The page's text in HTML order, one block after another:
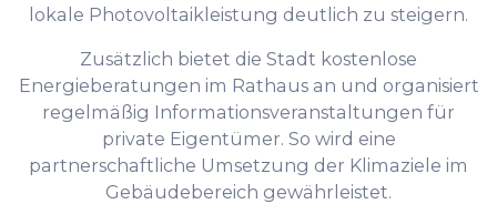
lokale Photovoltaikleistung deutlich zu steigern.
Zusätzlich bietet die Stadt kostenlose
Energieberatungen im Rathaus an und organisiert
regelmäßig Informationsveranstaltungen für
private Eigentümer. So wird eine
partnerschaftliche Umsetzung der Klimaziele im
Gebäudebereich gewährleistet.